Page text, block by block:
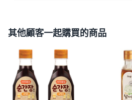
其他顧客一起購買的商品